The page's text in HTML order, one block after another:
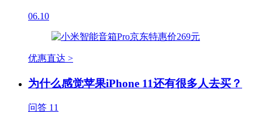
06.10
优惠直达 >
为什么感觉苹果iPhone 11还有很多人去买？
问答 11